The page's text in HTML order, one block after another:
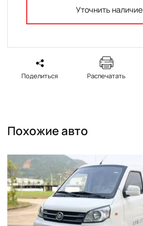
Уточнить наличие
Поделиться Распечатать
Похожие авто